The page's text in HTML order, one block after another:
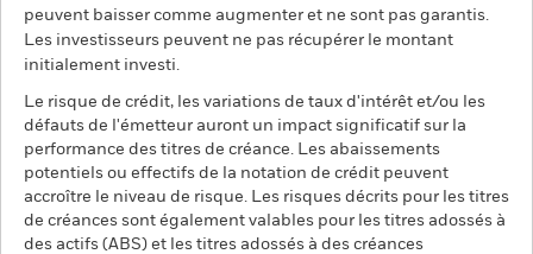
peuvent baisser comme augmenter et ne sont pas garantis.
Les investisseurs peuvent ne pas récupérer le montant
initialement investi.
Le risque de crédit, les variations de taux d'intérêt et/ou les
défauts de l'émetteur auront un impact significatif sur la
performance des titres de créance. Les abaissements
potentiels ou effectifs de la notation de crédit peuvent
accroître le niveau de risque. Les risques décrits pour les titres
de créances sont également valables pour les titres adossés à
des actifs (ABS) et les titres adossés à des créances